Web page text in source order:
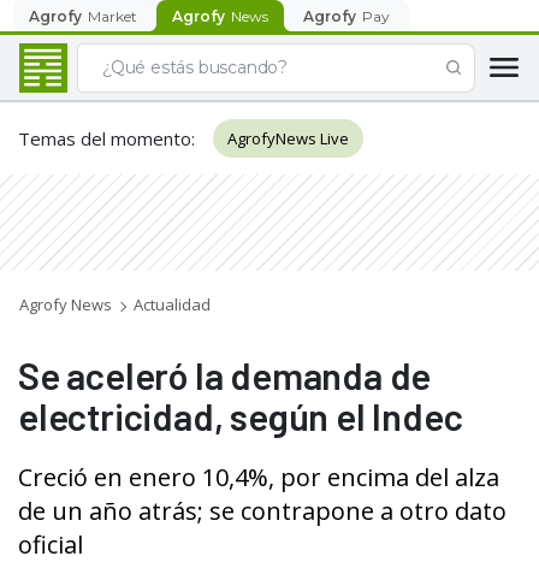
Agrofy Market Agrofy News Agrofy Pay
Temas del momento: AgrofyNews Live
Agrofy News Actualidad
Se aceleró la demanda de
electricidad, según el Indec
Creció en enero 10,4%, por encima del alza
de un año atrás; se contrapone a otro dato
oficial